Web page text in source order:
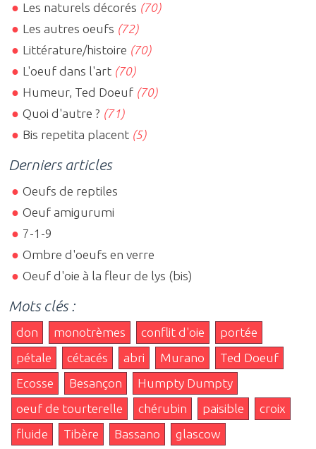
Les naturels décorés (70)
Les autres oeufs (72)
Littérature/histoire (70)
L'oeuf dans l'art (70)
Humeur, Ted Doeuf (70)
Quoi d'autre ? (71)
Bis repetita placent (5)
Derniers articles
Oeufs de reptiles
Oeuf amigurumi
7-1-9
Ombre d'oeufs en verre
Oeuf d'oie à la fleur de lys (bis)
Mots clés :
don monotrèmes conflit d'oie
portée
pétale
cétacés abri Murano
Ted Doeuf
Ecosse
Besançon
Humpty Dumpty
oeuf de tourterelle
chérubin paisible
croix
fluide
Tibère Bassano glascow